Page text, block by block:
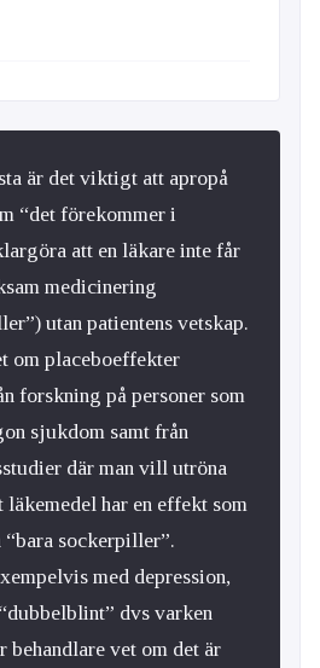
är det viktigt att apropå
“det förekommer i
att en läkare inte får
medicinering
utan patientens vetskap.
om placeboeffekter
forskning på personer som
sjukdom samt från
där man vill utröna
läkemedel har en effekt som
“bara sockerpiller”.
med depression,
dvs varken
behandlare vet om det är